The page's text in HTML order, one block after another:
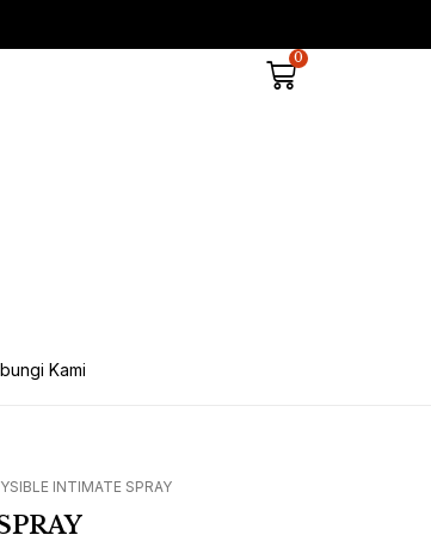
0
Cart
Kami
INTIMATE SPRAY